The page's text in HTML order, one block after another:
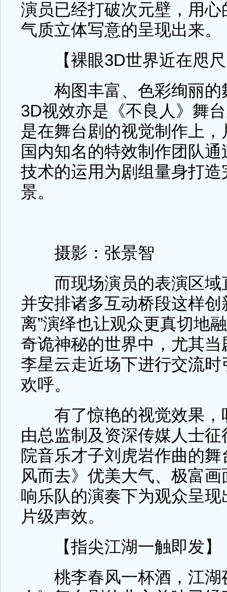
演员已经打破次元壁，用
气质立体写意的呈现出来。
【裸眼3D世界近在咫
构图丰富、色彩绚丽的
3D视效亦是《不良人》舞
是在舞台剧的视觉制作上
国内知名的特效制作团队
技术的运用为剧组量身打
景。
摄影：张景智
而现场演员的表演区域
并安排诸多互动桥段这样创
离”演绎也让观众更真切地
奇诡神秘的世界中，尤其
李星云走近场下进行交流
欢呼。
有了惊艳的视觉效果，
由总监制及资深传媒人士
院音乐才子刘虎岩作曲的
风而去》优美大气、极富
响乐队的演奏下为观众呈
片级声效。
【指尖江湖一触即发】
桃李春风一杯酒，江湖